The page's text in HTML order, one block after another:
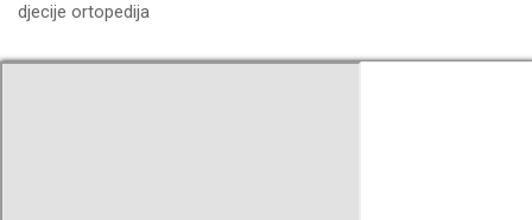
djecije ortopedija